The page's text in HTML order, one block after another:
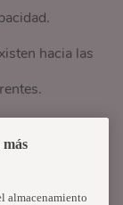
hacia las
más
almacenamiento